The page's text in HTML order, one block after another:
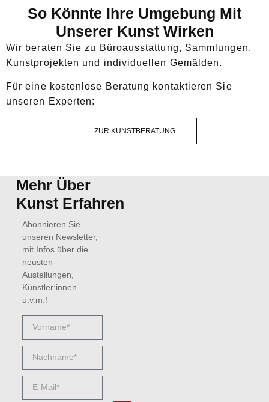
So Könnte Ihre Umgebung Mit
Unserer Kunst Wirken
Wir beraten Sie zu Büroausstattung, Sammlungen,
Kunstprojekten und individuellen Gemälden.
Für eine kostenlose Beratung kontaktieren Sie
unseren Experten:
ZUR KUNSTBERATUNG
Mehr Über
Kunst Erfahren
Abonnieren Sie
unseren Newsletter,
mit Infos über die
neusten
Austellungen,
Künstler:innen
u.v.m.!